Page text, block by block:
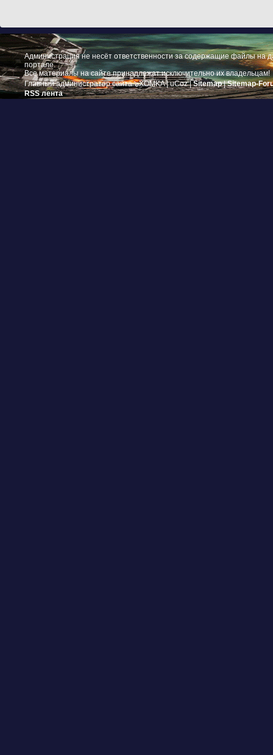
Администрация не несёт ответственности за содержащие файлы на
портале.
Все материалы на сайте принадлежат исключительно их владельцам!
Главный администратор сайта ๖ۣۜXOMKA |uCoz|Sitemap|Sitemap-
RSS лента